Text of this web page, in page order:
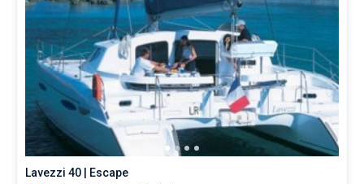
Lavezzi 40 | Escape